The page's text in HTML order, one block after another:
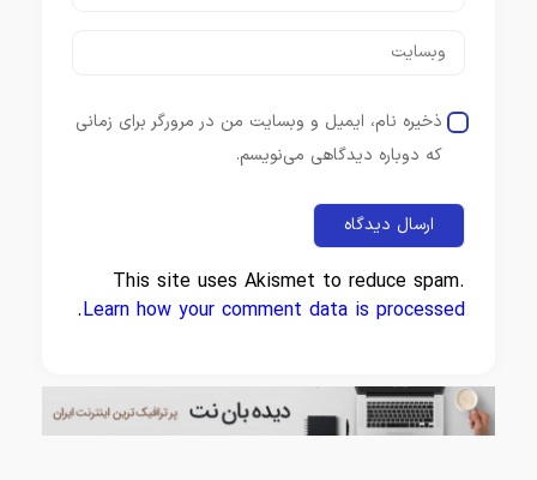
ذخیره نام، ایمیل و وبسایت من در مرورگر برای زمانی
که دوباره دیدگاهی می‌نویسم.
This site uses Akismet to reduce spam.
Learn how your comment data is processed
.